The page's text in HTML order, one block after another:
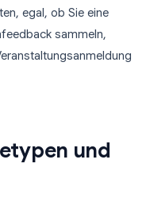
egal, ob Sie eine
sammeln,
und